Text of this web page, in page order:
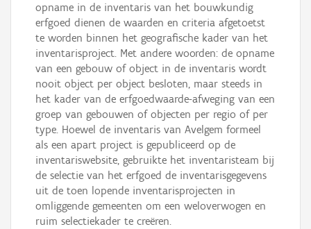
opname in de inventaris van het bouwkundig
erfgoed dienen de waarden en criteria afgetoetst
te worden binnen het geografische kader van het
inventarisproject. Met andere woorden: de opname
van een gebouw of object in de inventaris wordt
nooit object per object besloten, maar steeds in
het kader van de erfgoedwaarde-afweging van een
groep van gebouwen of objecten per regio of per
type. Hoewel de inventaris van Avelgem formeel
als een apart project is gepubliceerd op de
inventariswebsite, gebruikte het inventaristeam bij
de selectie van het erfgoed de inventarisgegevens
uit de toen lopende inventarisprojecten in
omliggende gemeenten om een weloverwogen en
ruim selectiekader te creëren.